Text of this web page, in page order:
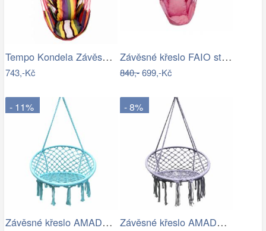
Tempo Kondela Závěsné houpací křeslo…
743,-Kč
Závěsné křeslo FAIO starorůžová
840,-699,-Kč
- 11%
Závěsné křeslo AMADO 2 NEW Tempo Kondela
- 8%
Závěsné křeslo AMADO 2 NEW Tempo Kondela